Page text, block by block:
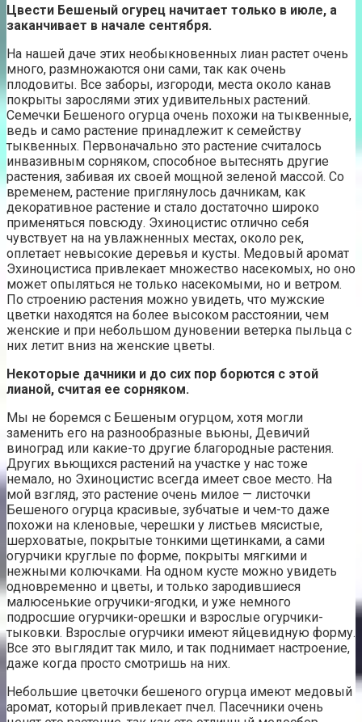
Цвести Бешеный огурец начитает только в июле, а
заканчивает в начале сентября.
На нашей даче этих необыкновенных лиан растет очень
много, размножаются они сами, так как очень
плодовиты. Все заборы, изгороди, места около канав
покрыты зарослями этих удивительных растений.
Семечки Бешеного огурца очень похожи на тыквенные,
ведь и само растение принадлежит к семейству
тыквенных. Первоначально это растение считалось
инвазивным сорняком, способное вытеснять другие
растения, забивая их своей мощной зеленой массой. Со
временем, растение приглянулось дачникам, как
декоративное растение и стало достаточно широко
применяться повсюду. Эхиноцистис отлично себя
чувствует на на увлажненных местах, около рек,
оплетает невысокие деревья и кусты. Медовый аромат
Эхиноцистиса привлекает множество насекомых, но оно
может опыляться не только насекомыми, но и ветром.
По строению растения можно увидеть, что мужские
цветки находятся на более высоком расстоянии, чем
женские и при небольшом дуновении ветерка пыльца с
них летит вниз на женские цветы.
Некоторые дачники и до сих пор борются с этой
лианой, считая ее сорняком.
Мы не боремся с Бешеным огурцом, хотя могли
заменить его на разнообразные вьюны, Девичий
виноград или какие-то другие благородные растения.
Других вьющихся растений на участке у нас тоже
немало, но Эхиноцистис всегда имеет свое место. На
мой взгляд, это растение очень милое — листочки
Бешеного огурца красивые, зубчатые и чем-то даже
похожи на кленовые, черешки у листьев мясистые,
шерховатые, покрытые тонкими щетинками, а сами
огурчики круглые по форме, покрыты мягкими и
нежными колючками. На одном кусте можно увидеть
одновременно и цветы, и только зародившиеся
малюсенькие огручики-ягодки, и уже немного
подросшие огурчики-орешки и взрослые огурчики-
тыковки. Взрослые огурчики имеют яйцевидную форму.
Все это выглядит так мило, и так поднимает настроение,
даже когда просто смотришь на них.
Небольшие цветочки бешеного огурца имеют медовый
аромат, который привлекает пчел. Пасечники очень